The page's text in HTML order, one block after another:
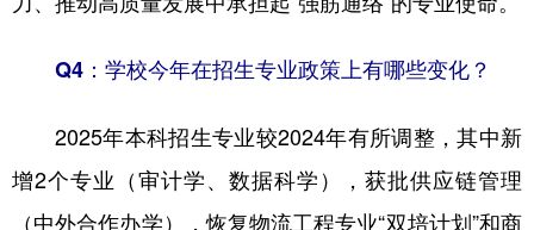
Q4：学校今年在招生专业政策上有哪些变化？
2025年本科招生专业较2024年有所调整，其中新
增2个专业（审计学、数据科学），获批供应链管理
（中外合作办学），恢复物流工程专业“双培计划”和商